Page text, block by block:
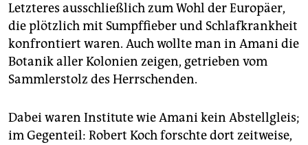
Letzteres ausschließlich zum Wohl der Europäer,
die plötzlich mit Sumpffieber und Schlafkrankheit
konfrontiert waren. Auch wollte man in Amani die
Botanik aller Kolonien zeigen, getrieben vom
Sammlerstolz des Herrschenden.
Dabei waren Institute wie Amani kein Abstellgleis;
im Gegenteil: Robert Koch forschte dort zeitweise,